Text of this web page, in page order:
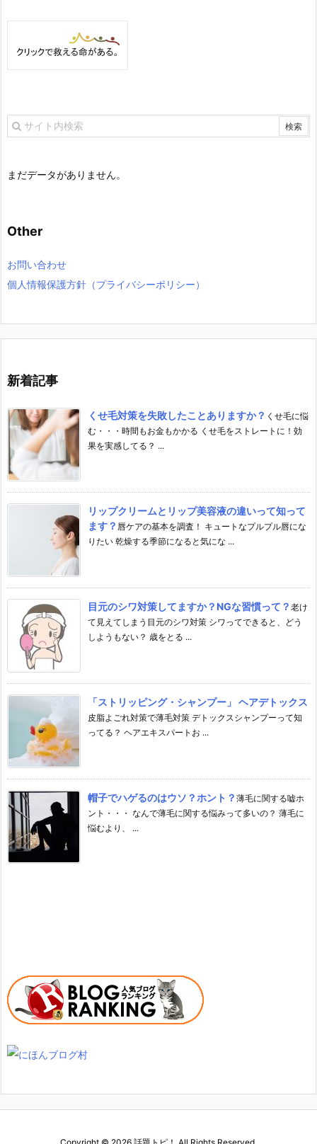
まだデータがありません。
Other
お問い合わせ
個人情報保護方針（プライバシーポリシー）
新着記事
くせ毛対策を失敗したことありますか？ くせ毛に悩
む・・・時間もお金もかかる くせ毛をストレートに！効
果を実感してる？ ...
リップクリームとリップ美容液の違いって知って
ます？ 唇ケアの基本を調査！ キュートなプルプル唇にな
りたい 乾燥する季節になると気にな ...
目元のシワ対策してますか？NGな習慣って？ 老け
て見えてしまう目元のシワ対策 シワってできると、どう
しようもない？ 歳をとる ...
「ストリッピング・シャンプー」 ヘアデトックス
皮脂よごれ対策で薄毛対策 デトックスシャンプーって知
ってる？ ヘアエキスパートお ...
帽子でハゲるのはウソ？ホント？ 薄毛に関する嘘ホ
ント・・・ なんで薄毛に関する悩みって多いの？ 薄毛に
悩むより、 ...